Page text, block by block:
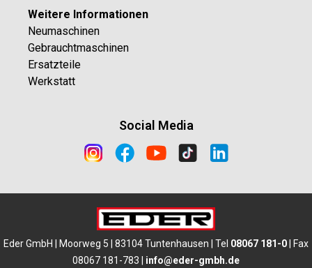
Weitere Informationen
Neumaschinen
Gebrauchtmaschinen
Ersatzteile
Werkstatt
Social Media
Eder GmbH | Moorweg 5 | 83104 Tuntenhausen | Tel 08067 181-0 | Fax
08067 181-783 | info@eder-gmbh.de